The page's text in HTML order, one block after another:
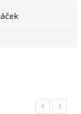
Previous
Next